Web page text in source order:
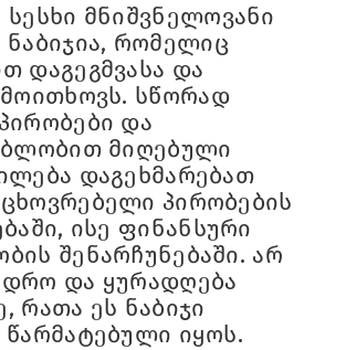
მნიშვნელოვანი
რომელიც
დაგეგმვასა და
მოითხოვს. სწორად
და
მიღებული
დაგეხმარებათ
პირობების
ისე ფინანსური
შენარჩუნებაში. არ
და ყურადღება
რათა ეს ნაბიჯი
იყოს.